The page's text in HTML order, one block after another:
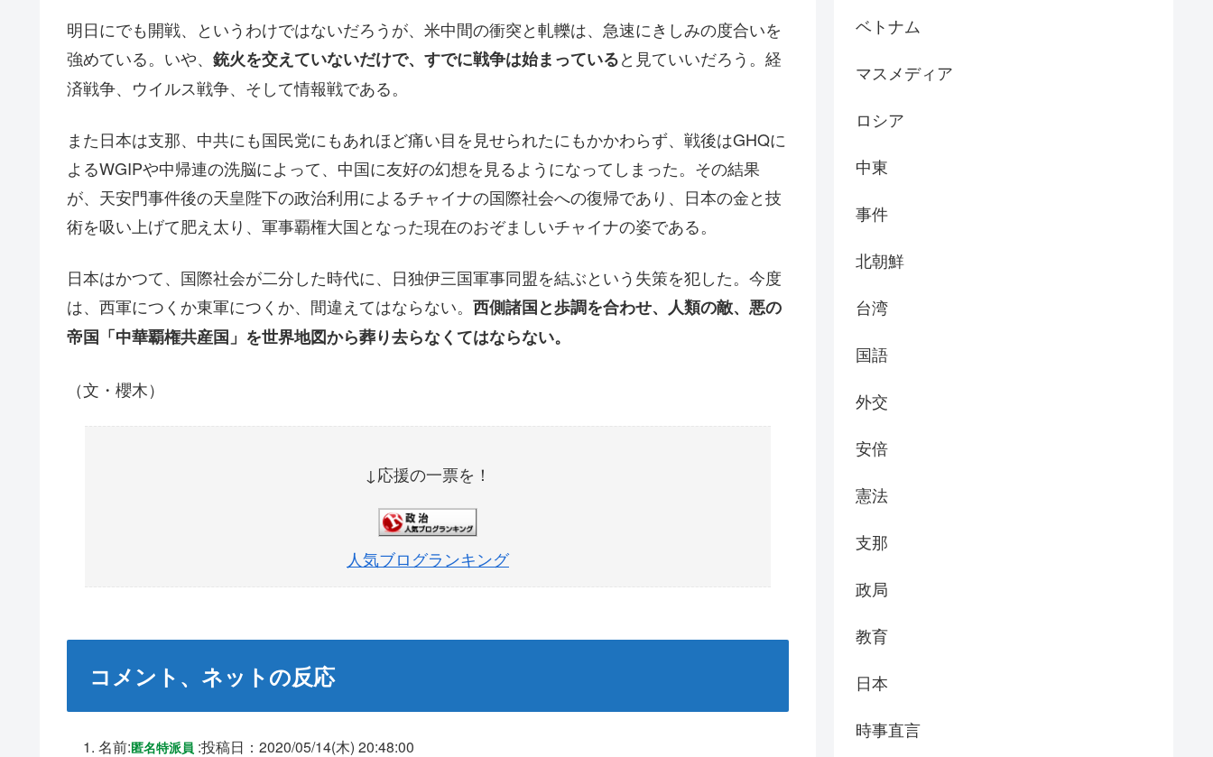
明日にでも開戦、というわけではないだろうが、米中間の衝突と軋轢は、急速にきしみの度合いを
強めている。いや、 銃火を交えていないだけで、すでに戦争は始まっていると見ていいだろう。経
済戦争、ウイルス戦争、そして情報戦である。
また日本は支那、中共にも国民党にもあれほど痛い目を見せられたにもかかわらず、戦後はGHQに
よるWGIPや中帰連の洗脳によって、中国に友好の幻想を見るようになってしまった。その結果
が、天安門事件後の天皇陛下の政治利用によるチャイナの国際社会への復帰であり、日本の金と技
術を吸い上げて肥え太り、軍事覇権大国となった現在のおぞましいチャイナの姿である。
日本はかつて、国際社会が二分した時代に、日独伊三国軍事同盟を結ぶという失策を犯した。今度
は、西軍につくか東軍につくか、間違えてはならない。 西側諸国と歩調を合わせ、人類の敵、悪の
帝国「中華覇権共産国」を世界地図から葬り去らなくてはならない。
（文・櫻木）
↓応援の一票を！
人気ブログランキング
コメント、ネットの反応
名前:匿名特派員 :投稿日：2020/05/14(木) 20:48:00
ベトナム
マスメディア
ロシア
中東
事件
北朝鮮
台湾
国語
外交
安倍
憲法
支那
政局
教育
日本
時事直言